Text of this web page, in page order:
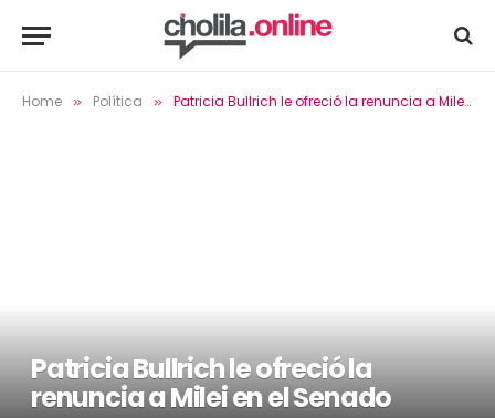
Home » Política » Patricia Bullrich le ofreció la renuncia a Milei en el Senado
Patricia Bullrich le ofreció la
renuncia a Milei en el Senado